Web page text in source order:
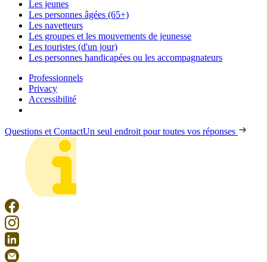
Les jeunes
Les personnes âgées (65+)
Les navetteurs
Les groupes et les mouvements de jeunesse
Les touristes (d'un jour)
Les personnes handicapées ou les accompagnateurs
Professionnels
Privacy
Accessibilité
Questions et ContactUn seul endroit pour toutes vos réponses